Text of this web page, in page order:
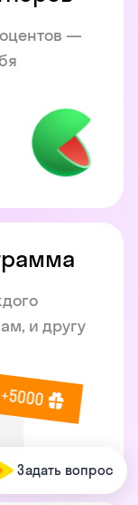
—
и другу
Задать вопрос